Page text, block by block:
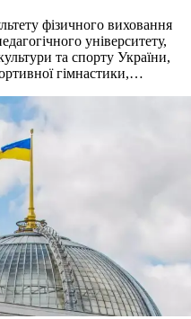
фізичного виховання
університету,
та спорту України,
гімнастики,…